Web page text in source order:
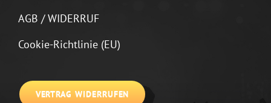
AGB / WIDERRUF
Cookie-Richtlinie (EU)
VERTRAG WIDERRUFEN